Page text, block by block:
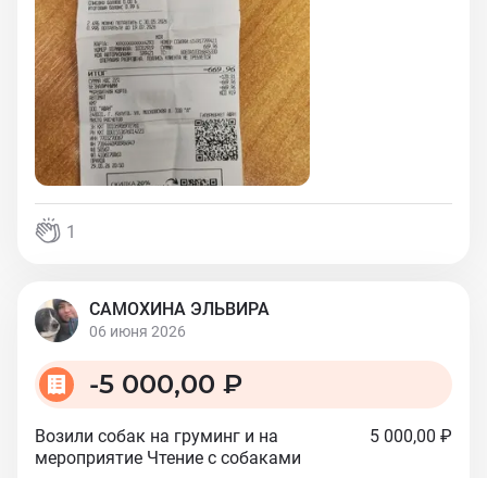
1
САМОХИНА ЭЛЬВИРА
06 июня 2026
-5 000,00 ₽
Возили собак на груминг и на
мероприятие Чтение с собаками
5 000,00 ₽